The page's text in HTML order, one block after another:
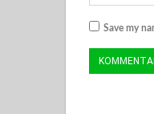
© MMB/
Save my